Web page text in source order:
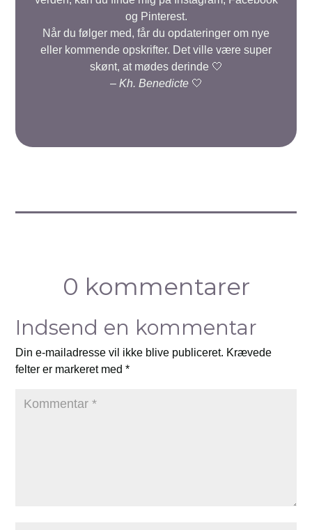
og Pinterest.
Når du følger med, får du opdateringer om nye
eller kommende opskrifter. Det ville være super
skønt, at mødes derinde 🤍
– Kh. Benedicte🤍
0 kommentarer
Indsend en kommentar
Din e-mailadresse vil ikke blive publiceret. Krævede
felter er markeret med*